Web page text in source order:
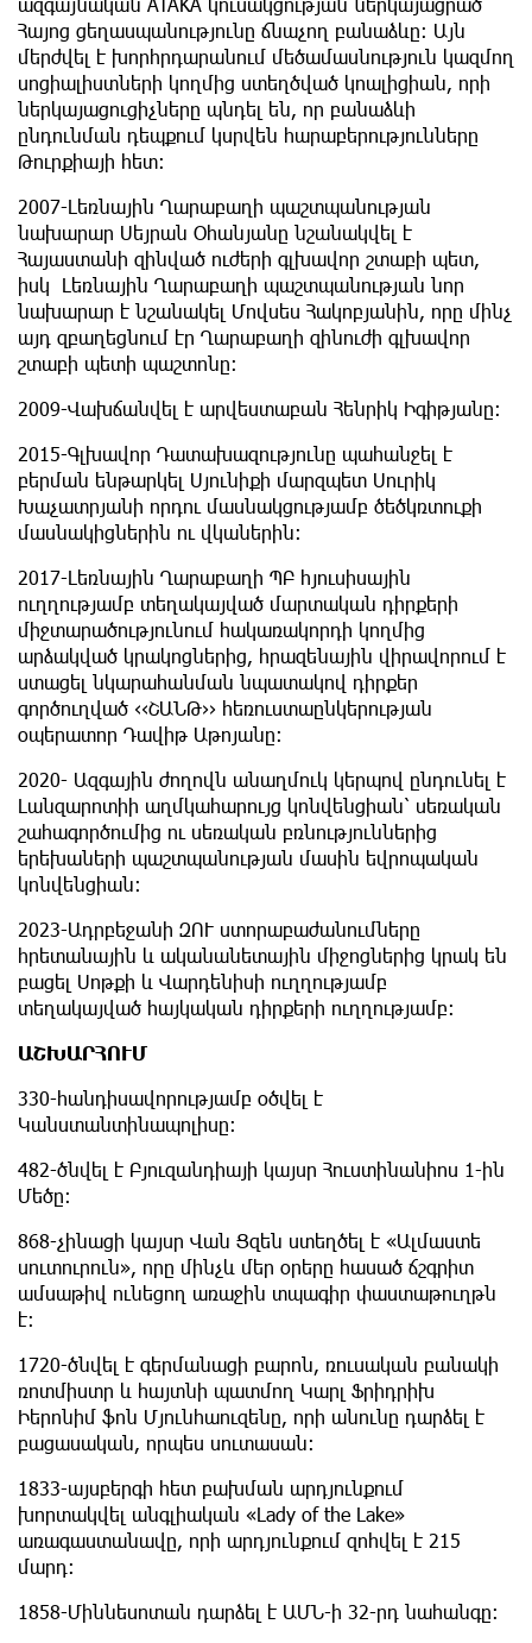
Հայոց ցեղասպանությունը ճնաչող բանաձևը: Այն
մերժվել է խորհրդարանում մեծամասնություն կազմող
սոցիալիստների կողմից ստեղծված կոալիցիան, որի
ներկայացուցիչները պնդել են, որ բանաձևի
ընդունման դեպքում կսրվեն հարաբերությունները
Թուրքիայի հետ:
2007-Լեռնային Ղարաբաղի պաշտպանության
նախարար Սեյրան Օհանյանը նշանակվել է
Հայաստանի զինված ուժերի գլխավոր շտաբի պետ,
իսկ Լեռնային Ղարաբաղի պաշտպանության նոր
նախարար է նշանակել Մովսես Հակոբյանին, որը մինչ
այդ զբաղեցնում էր Ղարաբաղի զինուժի գլխավոր
շտաբի պետի պաշտոնը:
2009-Վախճանվել է արվեստաբան Հենրիկ Իգիթյանը։
2015-Գլխավոր Դատախազությունը պահանջել է
բերման ենթարկել Սյունիքի մարզպետ Սուրիկ
Խաչատրյանի որդու մասնակցությամբ ծեծկռտուքի
մասնակիցներին ու վկաներին։
2017-Լեռնային Ղարաբաղի ՊԲ հյուսիսային
ուղղությամբ տեղակայված մարտական դիրքերի
միջտարածությունում հակառակորդի կողմից
արձակված կրակոցներից, հրազենային վիրավորում է
ստացել նկարահանման նպատակով դիրքեր
գործուղված ‹‹ՇԱՆԹ›› հեռուստաընկերության
օպերատոր Դավիթ Աթոյանը:
2020- Ազգային ժողովն անաղմուկ կերպով ընդունել է
Լանզարոտիի աղմկահարույց կոնվենցիան՝ սեռական
շահագործումից ու սեռական բռնություններից
երեխաների պաշտպանության մասին եվրոպական
կոնվենցիան:
2023-Ադրբեջանի ԶՈՒ ստորաբաժանումները
հրետանային և ականանետային միջոցներից կրակ են
բացել Սոթքի և Վարդենիսի ուղղությամբ
տեղակայված հայկական դիրքերի ուղղությամբ:
ԱՇԽԱՐՀՈՒՄ
330-հանդիսավորությամբ օծվել է
Կանստանտինապոլիսը։
482-ծնվել է Բյուզանդիայի կայսր Հուստինանիոս 1-ին
Մեծը։
868-չինացի կայսր Վան Ցզեն ստեղծել է «Ալմաստե
սուտուրուն», որը մինչև մեր օրերը հասած ճշգրիտ
ամսաթիվ ունեցող առաջին տպագիր փաստաթուղթն
է։
1720-ծնվել է գերմանացի բարոն, ռուսական բանակի
ռոտմիստր և հայտնի պատմող Կարլ Ֆրիդրիխ
Իերոնիմ ֆոն Մյունհաուզենը, որի անունը դարձել է
բացասական, որպես սուտասան։
1833-այսբերգի հետ բախման արդյունքում
խորտակվել անգլիական «Lady of the Lake»
առագաստանավը, որի արդյունքում զոհվել է 215
մարդ։
1858-Միննեսոտան դարձել է ԱՄՆ-ի 32-րդ նահանգը։